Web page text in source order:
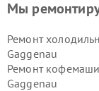
Мы
Ремонт
Gaggenau
Ремонт
Gaggenau